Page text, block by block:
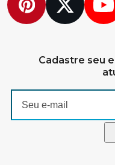
Pinterest
Cadastre seu